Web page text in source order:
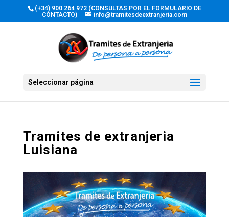
(+34) 900 264 972 (CONSULTAS POR EL FORMULARIO DE
CONTACTO)
info@tramitesdeextranjeria.com
Seleccionar página
Tramites de extranjeria
Luisiana